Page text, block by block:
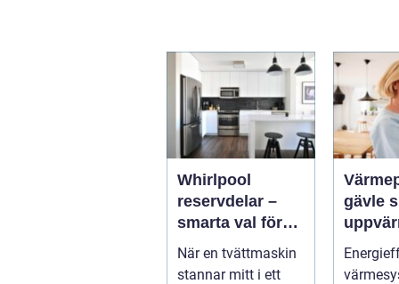
Whirlpool
reservdelar –
smarta val för
längre livslängd
på vitvaror
När en tvättmaskin
stannar mitt i ett
gävle smart
hus